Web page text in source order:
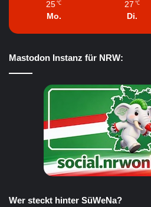
25 ℃
Mo.
27 ℃
Di.
Mastodon Instanz für NRW:
Wer steckt hinter SüWeNa?